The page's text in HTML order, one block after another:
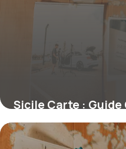
Sicile Carte : Guide
27 juin 2026